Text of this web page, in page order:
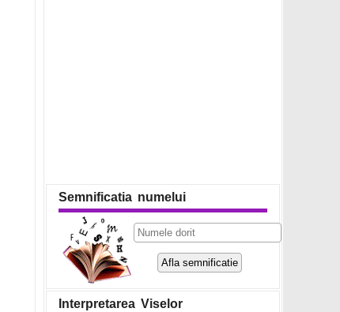
Semnificatia numelui
Interpretarea Viselor